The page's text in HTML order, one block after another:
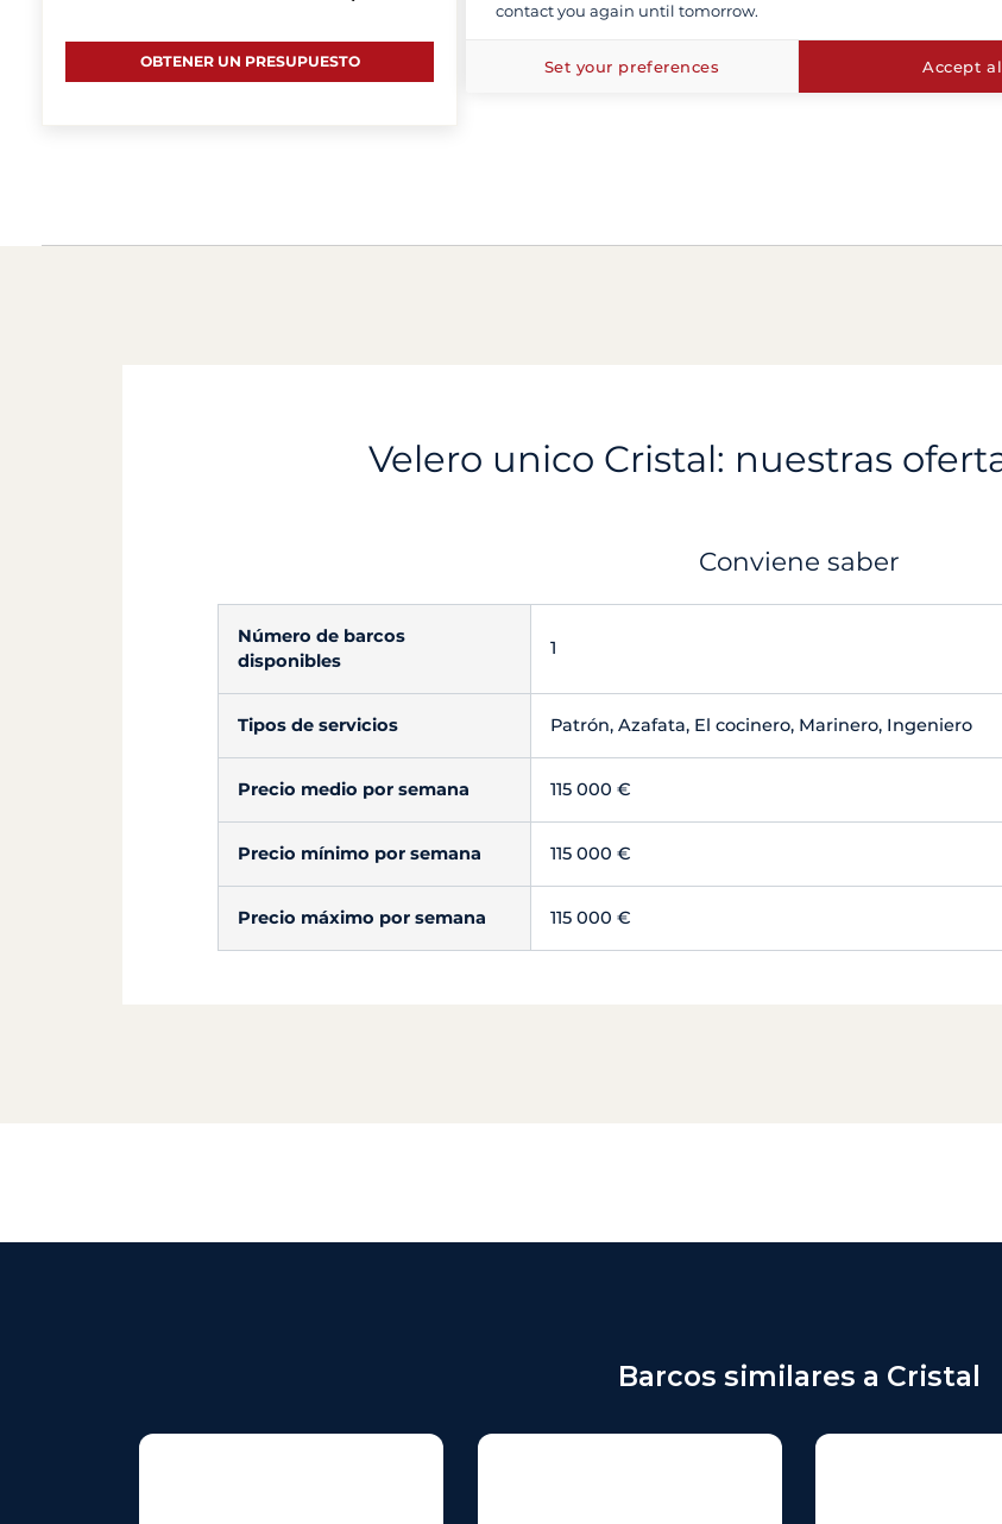
OBTENER UN PRESUPUESTO
Velero unico Cristal: nuestras
Conviene saber
Número de barcos
disponibles
1
Tipos de servicios Patrón, Azafata, El cocinero, Marinero, Ingeniero
Precio medio por semana 115 000 €
Precio mínimo por semana 115 000 €
Precio máximo por semana 115 000 €
Barcos similares a Cristal
contact you again until tomorrow.
Set your preferences Accept